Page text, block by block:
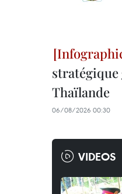
Thaïlande
06/08/2026 00:30
VIDEOS